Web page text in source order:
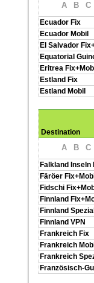
A B C
Ecuador Fix
Ecuador Mobil
El Salvador
Equatorial
Eritrea
Estland Fix
Estland Mobil
Destination
A B C
Falkland Inseln
Färöer
Fidschi
Finnland
Finnland
Finnland VPN
Frankreich Fix
Frankreich
Frankreich
Französisch-